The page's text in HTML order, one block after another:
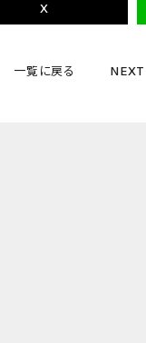
X
一覧に戻る NEXT